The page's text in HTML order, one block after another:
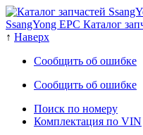
SsangYong EPC Каталог
↑ Наверх
Сообщить об ошибке
Сообщить об ошибке
Поиск по номеру
Комплектация по VIN